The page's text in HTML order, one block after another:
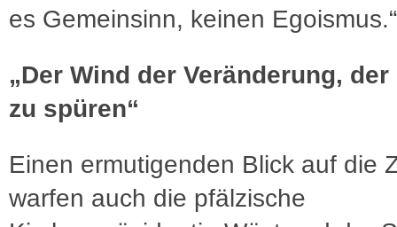
es Gemeinsinn, keinen Egoismus.“
„Der Wind der Veränderung,
zu spüren“
Einen ermutigenden Blick auf die
warfen auch die pfälzische